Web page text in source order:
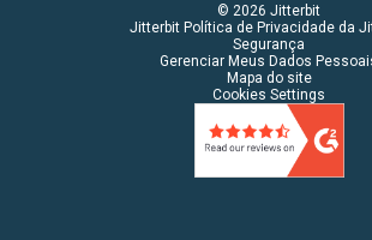
© 2026 Jitterbit
Jitterbit Política de Privacidade da
Segurança
Gerenciar Meus Dados
Mapa do site
Cookies Settings